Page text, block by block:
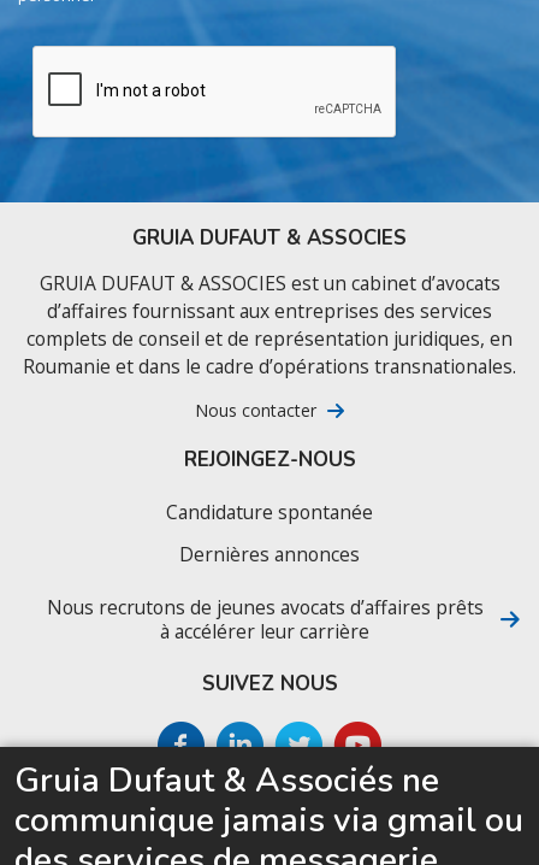
GRUIA DUFAUT & ASSOCIES
GRUIA DUFAUT & ASSOCIES est un cabinet d’avocats
d’affaires fournissant aux entreprises des services
complets de conseil et de représentation juridiques, en
Roumanie et dans le cadre d’opérations transnationales.
Nous contacter
SITEMAP
REJOINGEZ-NOUS
Candidature spontanée
Dernières annonces
Nous recrutons de jeunes avocats d’affaires prêts
à accélérer leur carrière
SUIVEZ NOUS
Gruia Dufaut & Associés ne
communique jamais via gmail ou